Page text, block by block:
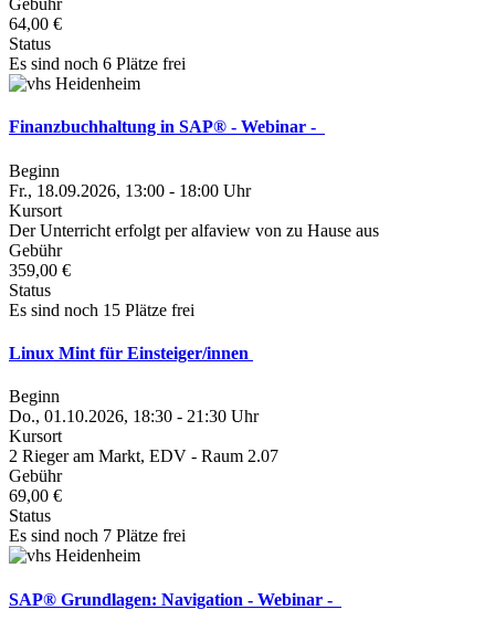
Gebühr
64,00 €
Status
Es sind noch 6 Plätze frei
Finanzbuchhaltung in SAP® - Webinar -
Beginn
Fr., 18.09.2026, 13:00 - 18:00 Uhr
Kursort
Der Unterricht erfolgt per alfaview von zu Hause aus
Gebühr
359,00 €
Status
Es sind noch 15 Plätze frei
Linux Mint für Einsteiger/innen
Beginn
Do., 01.10.2026, 18:30 - 21:30 Uhr
Kursort
2 Rieger am Markt, EDV - Raum 2.07
Gebühr
69,00 €
Status
Es sind noch 7 Plätze frei
SAP® Grundlagen: Navigation - Webinar -